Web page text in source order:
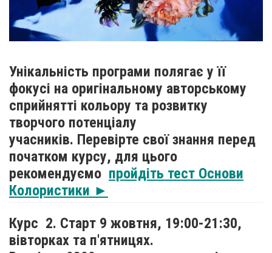
Унікальність програми полягає у її
фокусі на оригінальному авторському
сприйнятті кольору та розвитку
творчого потенціалу
учасників. Перевірте свої знання перед
початком курсу, для цього
рекомендуємо пройдіть тест Основи
Колористики ►
Курс 2. Старт 9 жовтня, 19:00-21:30,
вівторках та п'ятницях.